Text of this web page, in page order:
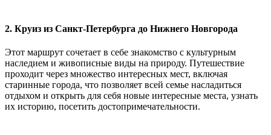
2. Круиз из Санкт-Петербурга до Нижнего Новгорода
Этот маршрут сочетает в себе знакомство с культурным
наследием и живописные виды на природу. Путешествие
проходит через множество интересных мест, включая
старинные города, что позволяет всей семье насладиться
отдыхом и открыть для себя новые интересные места, узнать
их историю, посетить достопримечательности.